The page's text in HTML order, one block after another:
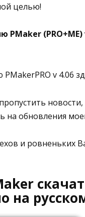
целью!
PMaker (PRO+ME)
v 4.06
новости,
на обновления
и ровненьких
на